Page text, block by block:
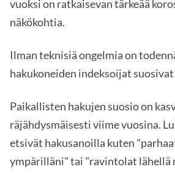
vuoksi on ratkaisevan tärkeää
näkökohtia.
Ilman teknisiä ongelmia on
hakukoneiden indeksoijat
Paikallisten hakujen suosio on
räjähdysmäisesti viime vuosina.
etsivät hakusanoilla kuten
ympärilläni" tai "ravintolat lähellä